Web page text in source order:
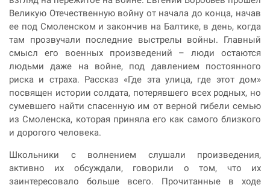
Великую Отечественную войну от начала до конца, начав
ее под Смоленском и закончив на Балтике, в день, когда
там прозвучали последние выстрелы войны. Главный
смысл его военных произведений – люди остаются
людьми даже на войне, под давлением постоянного
риска и страха. Рассказ «Где эта улица, где этот дом»
посвящен истории солдата, потерявшего всех родных, но
сумевшего найти спасенную им от верной гибели семью
из Смоленска, которая приняла его как самого близкого
и дорогого человека.
Школьники с волнением слушали произведения,
активно их обсуждали, говорили о том, что их
заинтересовало больше всего. Прочитанные в ходе